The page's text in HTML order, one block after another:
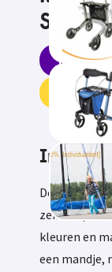
Deze rollator
zeker hip
kleuren en
een mandje,